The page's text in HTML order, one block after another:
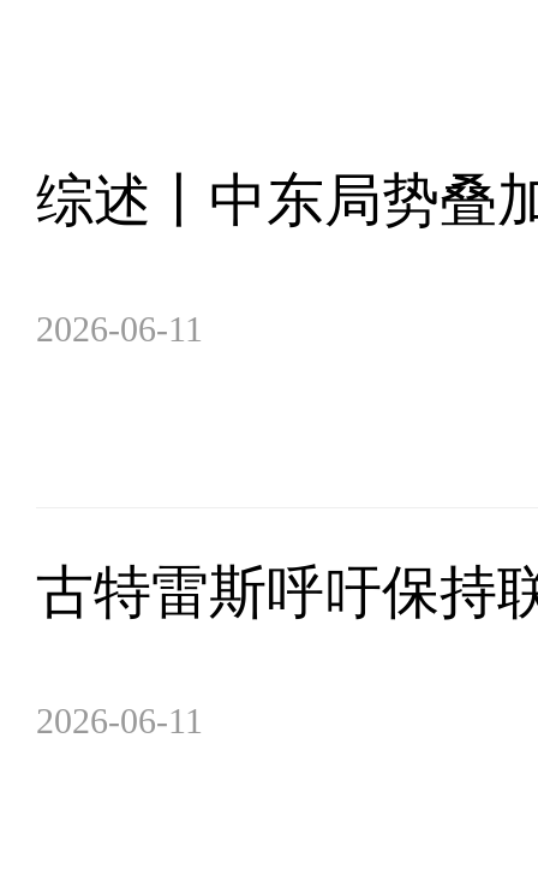
综述丨中东局势叠
2026-06-11
古特雷斯呼吁保持
2026-06-11